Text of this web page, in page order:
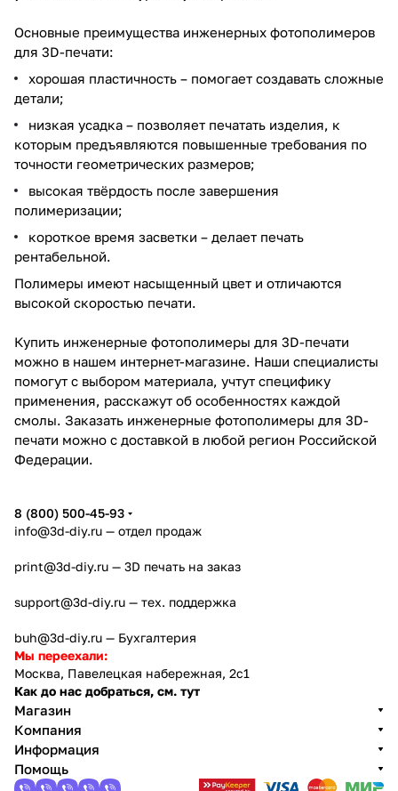
Основные преимущества инженерных фотополимеров
для 3D-печати:
хорошая пластичность – помогает создавать сложные
детали;
низкая усадка – позволяет печатать изделия, к
которым предъявляются повышенные требования по
точности геометрических размеров;
высокая твёрдость после завершения
полимеризации;
короткое время засветки – делает печать
рентабельной.
Полимеры имеют насыщенный цвет и отличаются
высокой скоростью печати.
Купить инженерные фотополимеры для 3D-печати
можно в нашем интернет-магазине. Наши специалисты
помогут с выбором материала, учтут специфику
применения, расскажут об особенностях каждой
смолы. Заказать инженерные фотополимеры для 3D-
печати можно с доставкой в любой регион Российской
Федерации.
8 (800) 500-45-93
info@3d-diy.ru — отдел продаж
print@3d-diy.ru — 3D печать на заказ
support@3d-diy.ru — тех. поддержка
buh@3d-diy.ru — Бухгалтерия
Мы переехали:
Москва, Павелецкая набережная, 2с1
Как до нас добраться, см. тут
Магазин
Компания
Информация
Помощь